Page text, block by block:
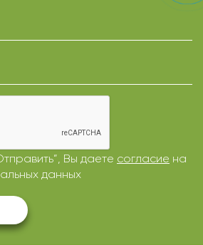
Вы даете согласие на
данных